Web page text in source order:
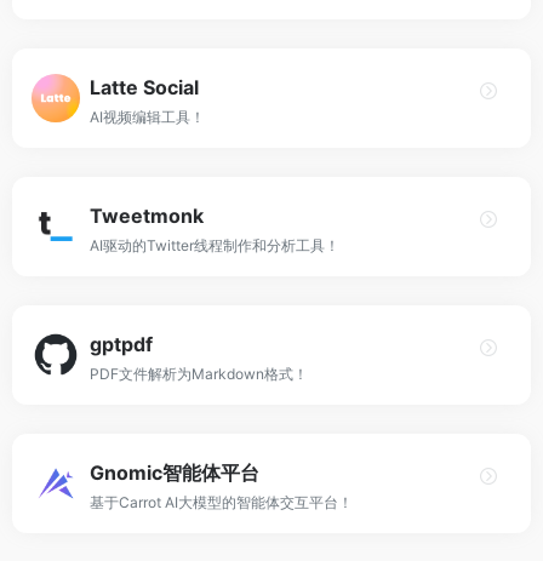
Latte Social
AI视频编辑工具！
Tweetmonk
AI驱动的Twitter线程制作和分析工具！
gptpdf
PDF文件解析为Markdown格式！
Gnomic智能体平台
基于Carrot AI大模型的智能体交互平台！